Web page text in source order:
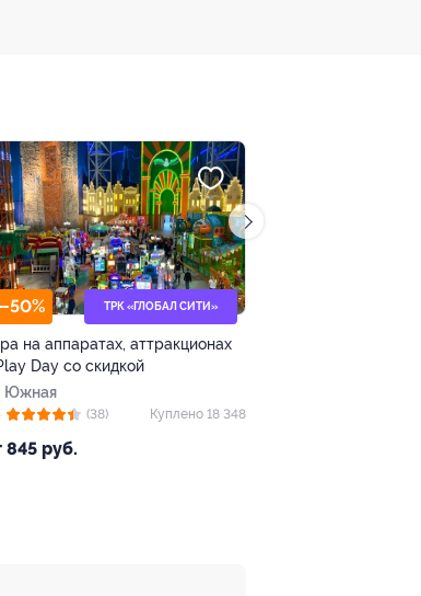
«ГЛОБАЛ СИТИ»
Куплено 18 348
–30%
Целый день развлечений в ТРЦ
«Июнь» в парке развлечений Joki
г. Мытищи, Мира ул, д. 51